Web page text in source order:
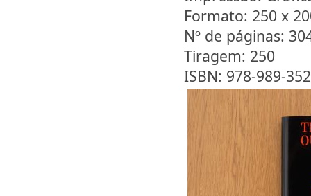
Formato: 250 x
Nº de páginas:
Tiragem: 250
ISBN: 978-989-